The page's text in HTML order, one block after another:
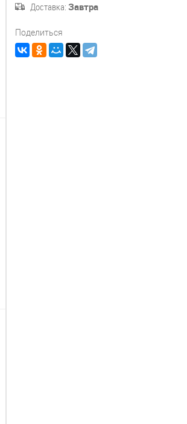
Доставка: Завтра
Поделиться